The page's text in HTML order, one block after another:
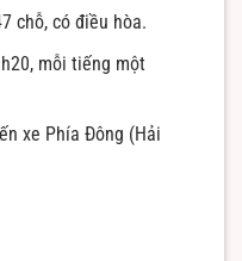
chỗ, có điều hòa.
mỗi tiếng một
xe Phía Đông (Hải